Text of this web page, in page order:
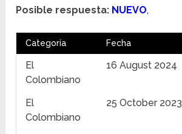
Posible respuesta: NUEVO,
Categoría Fecha
El
Colombiano
16 August 2024
El
Colombiano
25 October 2023